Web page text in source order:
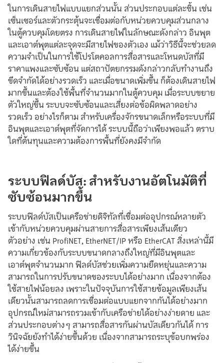
ในการเดินสายไฟแบบแยกส่วนนั้น ส่วนประกอบแต่ละชิ้น เช่น
เซ็นเซอร์และตัวกระตุ้นจะเชื่อมต่อกับหน่วยควบคุมส่วนกลาง
ในตู้ควบคุมโดยตรง การเดินสายไฟในลักษณะดังกล่าว อินพุต
และเอาต์พุตแต่ละจุดจะมีสายไฟของตัวเอง แม้ว่าวิธีนี้จะช่วยลด
ความจำเป็นในการใช้โปรโตคอลการสื่อสารและโหนดบัสที่มี
ราคาแพงและซับซ้อน แต่สถาปัตยกรรมดังกล่าวกลับทำงานถึง
ขีดจำกัดได้อย่างรวดเร็ว และเมื่อขนาดเพิ่มขึ้น ก็ต้องเดินสายไฟ
มากขึ้นและต้องใช้พื้นที่จำนวนมากในตู้ควบคุม เมื่อระบบขยาย
ตัวใหญ่ขึ้น ระบบจะซับซ้อนและเสี่ยงต่อข้อผิดพลาดอย่าง
รวดเร็ว อย่างไรก็ตาม สำหรับเครื่องจักรขนาดเล็กหรือระบบที่มี
อินพุตและเอาต์พุตที่จัดการได้ ระบบนี้ถือว่าเพียงพอแล้ว ตราบ
ใดที่ต้นทุนและความต้องการพื้นที่ยังคงมีจำกัด
ระบบฟิลด์บัส: สำหรับงานอัตโนมัติที่
ซับซ้อนมากขึ้น
ระบบฟิลด์บัสเป็นเครือข่ายดิจิทัลที่เชื่อมต่ออุปกรณ์หลายตัว
เข้ากับหน่วยควบคุมผ่านสายการสื่อสารเพียงเส้นเดียว
ตัวอย่าง เช่น ProfiNET, EtherNET/IP หรือ EtherCAT สิ่งเหล่านี้มี
ความเกี่ยวข้องกับระบบขนาดกลางถึงใหญ่ที่มีอินพุตและ
เอาต์พุตจำนวนมาก ฟิลด์บัสช่วยเพิ่มความยืดหยุ่นและความ
สามารถในการปรับขนาดของระบบได้อย่างมาก เนื่องจากต้อง
ใช้สายไฟน้อยลง เพราะในปัจจุบันการใช้สายข้อมูลเพียงเส้น
เดียวนั้นสามารถลดการเชื่อมต่อแบบแยกจากกันได้อย่างมาก
อุปกรณ์ใหม่สามารถรวมเข้ากับเครือข่ายได้อย่างง่ายดาย และ
ส่วนประกอบต่างๆ สามารถสื่อสารกันผ่านบัสเดียวกันได้ การ
วินิจฉัยยังทำได้ง่ายขึ้นด้วย เนื่องจากสามารถระบุข้อบกพร่อง
ได้ง่ายขึ้น